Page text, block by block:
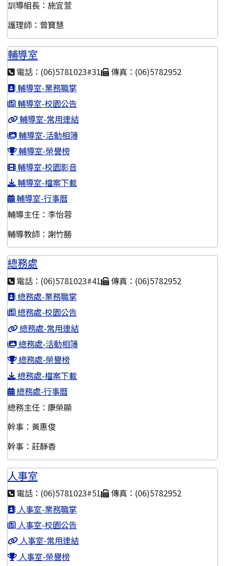
訓導組長：施宜萱
護理師：曾寶慧
輔導室
電話：(06)5781023#31
傳真：(06)5782952
輔導室-業務職掌
輔導室-校園公告
輔導室-常用連結
輔導室-活動相簿
輔導室-榮譽榜
輔導室-校園影音
輔導室-檔案下載
輔導室-行事曆
輔導主任：李怡蓉
輔導教師：謝竹勝
總務處
電話：(06)5781023#41
傳真：(06)5782952
總務處-業務職掌
總務處-校園公告
總務處-常用連結
總務處-活動相簿
總務處-榮譽榜
總務處-檔案下載
總務處-行事曆
總務主任：康榮顯
幹事：黃惠俊
幹事：莊靜香
人事室
電話：(06)5781023#51
傳真：(06)5782952
人事室-業務職掌
人事室-校園公告
人事室-常用連結
人事室-榮譽榜